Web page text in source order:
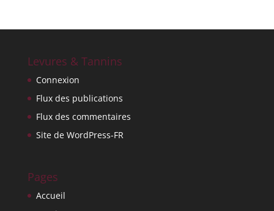
PN18
Levures & Tannins
Connexion
Flux des publications
Flux des commentaires
Site de WordPress-FR
Pages
Accueil